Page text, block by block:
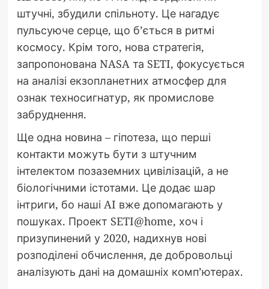
штучні, збудили спільноту. Це нагадує
пульсуюче серце, що б’ється в ритмі
космосу. Крім того, нова стратегія,
запропонована NASA та SETI, фокусується
на аналізі екзопланетних атмосфер для
ознак техносигнатур, як промислове
забруднення.
Ще одна новина – гіпотеза, що перші
контакти можуть бути з штучним
інтелектом позаземних цивілізацій, а не
біологічними істотами. Це додає шар
інтриги, бо наші AI вже допомагають у
пошуках. Проект SETI@home, хоч і
призупинений у 2020, надихнув нові
розподілені обчислення, де добровольці
аналізують дані на домашніх комп’ютерах.